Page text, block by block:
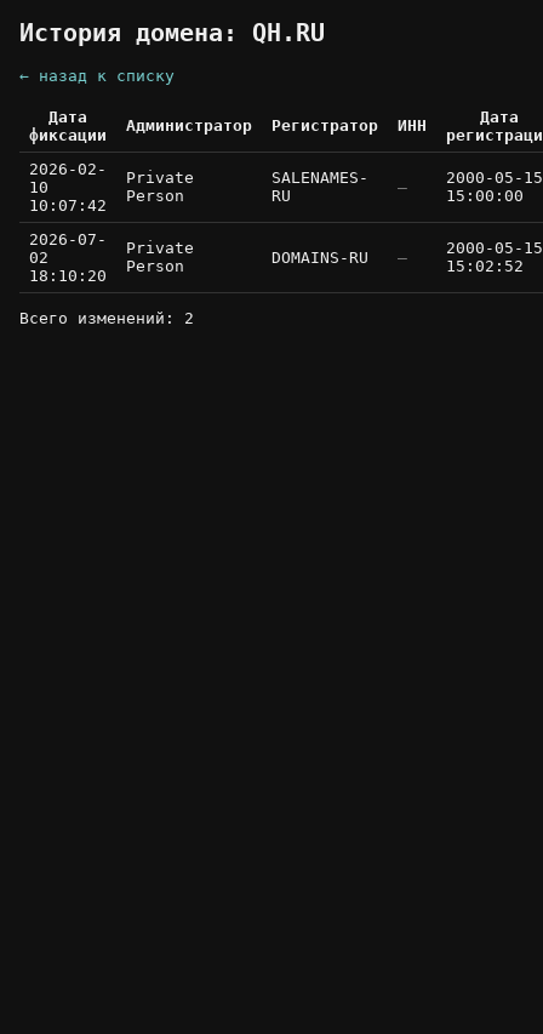
История домена: QH.RU
← назад к списку
Дата
фиксации
Администратор Регистратор ИНН
Дата
2026-02-
10
10:07:42
Private
Person
SALENAMES-
RU
—
2000-05-15
15:00:00
2026-07-
02
18:10:20
Private
Person
DOMAINS-RU —
2000-05-15
15:02:52
Всего изменений: 2